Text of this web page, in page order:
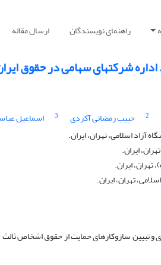
راهنمای نویسندگان ارسال مقاله
شرکتهای سهامی در حقوق
2 حبیب رمضانی آکردی 3 اسماعیل
اسلامی، تهران، ایران.
ایران.
تهران، ایران.
تهران، ایران.
تبیین سازوکارهای حمایت از حقوق اشخاص